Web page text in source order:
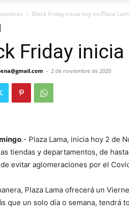
Black Friday inicia hoy en Plaza
Friday
- 2 de noviembre de 2020
.- Plaza Lama, inicia hoy 2 de
tiendas y departamentos, de
evitar aglomeraciones por el
Plaza Lama ofrecerá un
que un solo día o semana, tendrá